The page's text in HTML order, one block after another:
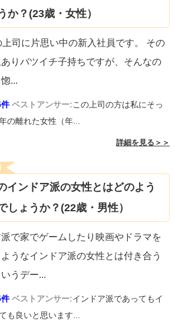
か？(23歳・女性）
上司に片思い中の新入社員です。 その
ありバツイチ子持ちですが、そんなの
...
ベストアンサー:この上司の方は私にそっ
の離れた女性（年...
詳細を見る＞＞
インドア派の女性とはどのよう
しょうか？(22歳・男性）
で家でゲームしたり映画やドラマを
うなインドア派の女性とは付き合う
うデー...
ベストアンサー:インドア派であってもイ
も良いと思います...